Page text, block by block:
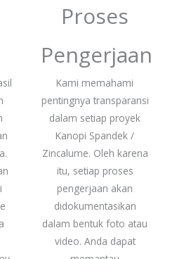
Proses
Pengerjaan
Kami memahami
pentingnya transparansi
dalam setiap proyek
Kanopi Spandek /
Zincalume. Oleh karena
itu, setiap proses
pengerjaan akan
didokumentasikan
dalam bentuk foto atau
video. Anda dapat